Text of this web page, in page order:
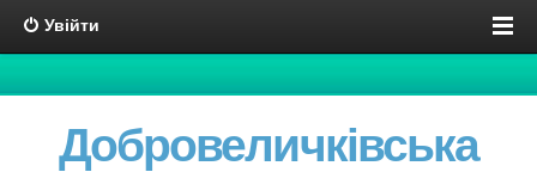
Увійти
Добровеличківська